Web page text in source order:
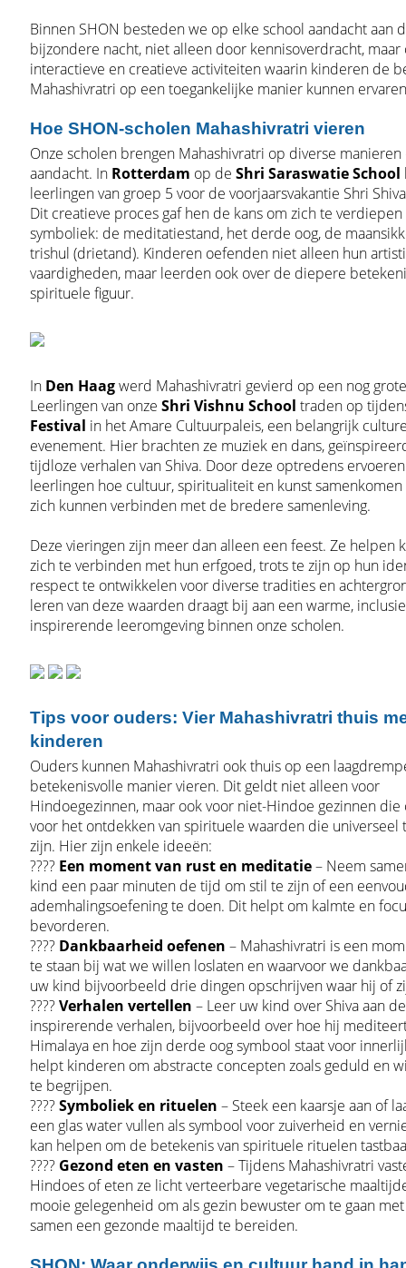
Binnen SHON besteden we op elke school aandacht aan
bijzondere nacht, niet alleen door kennisoverdracht,
interactieve en creatieve activiteiten waarin kinderen de
Mahashivratri op een toegankelijke manier kunnen
Hoe SHON-scholen Mahashivratri vieren
Onze scholen brengen Mahashivratri op diverse
aandacht. In Rotterdam op de Shri Saraswatie School
leerlingen van groep 5 voor de voorjaarsvakantie Shri
Dit creatieve proces gaf hen de kans om zich te verdiepen
symboliek: de meditatiestand, het derde oog, de
trishul (drietand). Kinderen oefenden niet alleen hun
vaardigheden, maar leerden ook over de diepere
spirituele figuur.
In Den Haagwerd Mahashivratri gevierd op een nog
Leerlingen van onze Shri Vishnu School traden op
Festival in het Amare Cultuurpaleis, een belangrijk
evenement. Hier brachten ze muziek en dans,
tijdloze verhalen van Shiva. Door deze optredens
leerlingen hoe cultuur, spiritualiteit en kunst samenkomen
zich kunnen verbinden met de bredere samenleving.
Deze vieringen zijn meer dan alleen een feest. Ze helpen
zich te verbinden met hun erfgoed, trots te zijn op hun
respect te ontwikkelen voor diverse tradities en
leren van deze waarden draagt bij aan een warme,
inspirerende leeromgeving binnen onze scholen.
Tips voor ouders: Vier Mahashivratri thuis
kinderen
Ouders kunnen Mahashivratri ook thuis op een
betekenisvolle manier vieren. Dit geldt niet alleen voor
Hindoegezinnen, maar ook voor niet-Hindoe gezinnen die
voor het ontdekken van spirituele waarden die universeel
zijn. Hier zijn enkele ideeën:
???? Een moment van rust en meditatie– Neem
kind een paar minuten de tijd om stil te zijn of een
ademhalingsoefening te doen. Dit helpt om kalmte en
bevorderen.
???? Dankbaarheid oefenen – Mahashivratri is een
te staan bij wat we willen loslaten en waarvoor we
uw kind bijvoorbeeld drie dingen opschrijven waar hij of
???? Verhalen vertellen – Leer uw kind over Shiva aan
inspirerende verhalen, bijvoorbeeld over hoe hij
Himalaya en hoe zijn derde oog symbool staat voor
helpt kinderen om abstracte concepten zoals geduld en
te begrijpen.
????️ Symboliek en rituelen – Steek een kaarsje aan of
een glas water vullen als symbool voor zuiverheid en
kan helpen om de betekenis van spirituele rituelen
???? Gezond eten en vasten – Tijdens Mahashivratri
Hindoes of eten ze licht verteerbare vegetarische
mooie gelegenheid om als gezin bewuster om te gaan
samen een gezonde maaltijd te bereiden.